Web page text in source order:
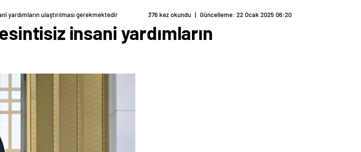
yardımların ulaştırılması gerekmektedir 376 kez okundu | Güncelleme: 22 Ocak 2025 06:20
insani yardımların